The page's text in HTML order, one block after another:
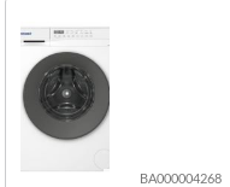
BA000004268